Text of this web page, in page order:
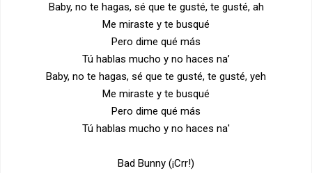
Baby, no te hagas, sé que te gusté, te gusté, ah
Me miraste y te busqué
Pero dime qué más
Tú hablas mucho y no haces na’
Baby, no te hagas, sé que te gusté, te gusté, yeh
Me miraste y te busqué
Pero dime qué más
Tú hablas mucho y no haces na'
Bad Bunny (¡Crr!)